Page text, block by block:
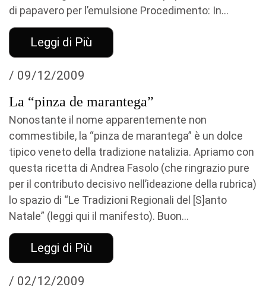
di papavero per l’emulsione Procedimento: In...
Leggi di Più
/ 09/12/2009
La “pinza de marantega”
Nonostante il nome apparentemente non
commestibile, la “pinza de marantega” è un dolce
tipico veneto della tradizione natalizia. Apriamo con
questa ricetta di Andrea Fasolo (che ringrazio pure
per il contributo decisivo nell’ideazione della rubrica)
lo spazio di “Le Tradizioni Regionali del [S]anto
Natale” (leggi qui il manifesto). Buon...
Leggi di Più
/ 02/12/2009